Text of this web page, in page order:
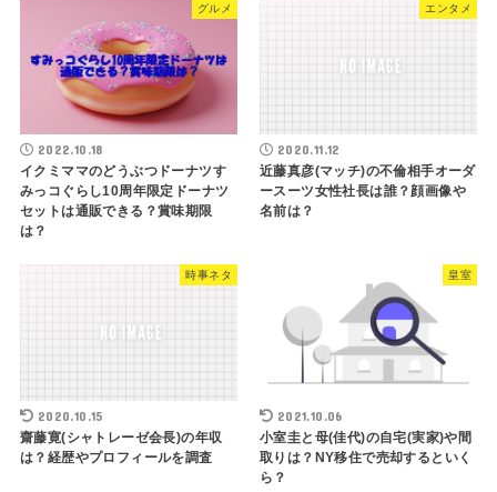
グルメ
2022.10.18
イクミママのどうぶつドーナツす
みっコぐらし10周年限定ドーナツ
セットは通販できる？賞味期限
は？
エンタメ
2020.11.12
近藤真彦(マッチ)の不倫相手オーダ
ースーツ女性社長は誰？顔画像や
名前は？
時事ネタ
2020.10.15
齋藤寛(シャトレーゼ会長)の年収
は？経歴やプロフィールを調査
皇室
2021.10.06
小室圭と母(佳代)の自宅(実家)や間
取りは？NY移住で売却するといく
ら？